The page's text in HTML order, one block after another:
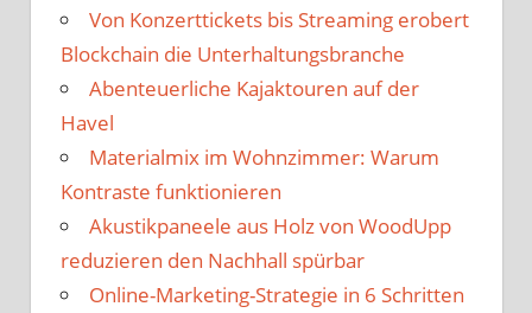
Von Konzerttickets bis Streaming erobert
Blockchain die Unterhaltungsbranche
Abenteuerliche Kajaktouren auf der
Havel
Materialmix im Wohnzimmer: Warum
Kontraste funktionieren
Akustikpaneele aus Holz von WoodUpp
reduzieren den Nachhall spürbar
Online-Marketing-Strategie in 6 Schritten